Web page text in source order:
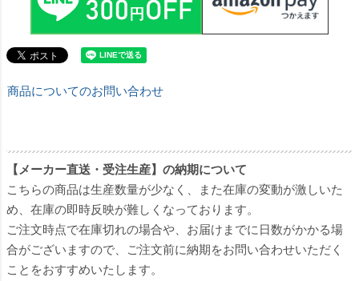
商品についてのお問い合わせ
【メーカー直送・受注生産】の納期について
こちらの商品は生産数量が少なく、また在庫の変動が激しいた
め、在庫の即時反映が難しくなっております。
ご注文時点で在庫切れの場合や、お届けまでに日数がかかる場
合がございますので、ご注文前に納期をお問い合わせいただく
ことをおすすめいたします。